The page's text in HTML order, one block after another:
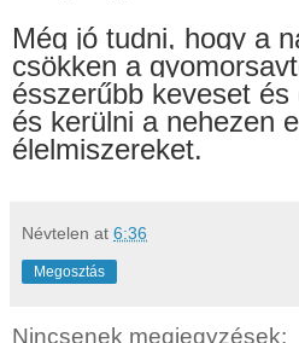
Még jó tudni, hogy a
csökken a
ésszerűbb keveset és
és kerülni a nehezen
élelmiszereket.
Névtelen at 6:36
Megosztás
Nincsenek megjegyzések: